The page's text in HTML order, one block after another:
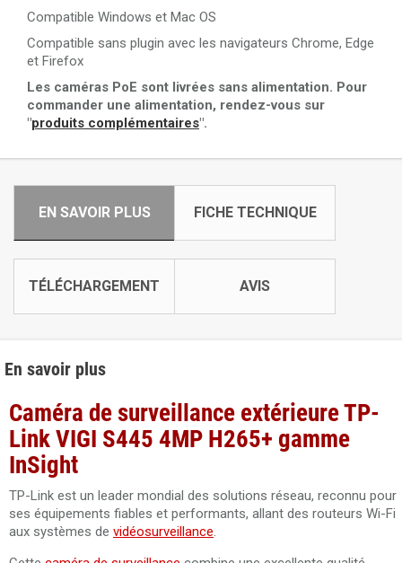
Compatible Windows et Mac OS
Compatible sans plugin avec les navigateurs Chrome, Edge
et Firefox
Les caméras PoE sont livrées sans alimentation. Pour
commander une alimentation, rendez-vous sur
"produits complémentaires".
EN SAVOIR PLUS FICHE TECHNIQUE
TÉLÉCHARGEMENT AVIS
En savoir plus
Caméra de surveillance extérieure TP-
Link VIGI S445 4MP H265+ gamme
InSight
TP-Link est un leader mondial des solutions réseau, reconnu pour
ses équipements fiables et performants, allant des routeurs Wi-Fi
aux systèmes de vidéosurveillance.